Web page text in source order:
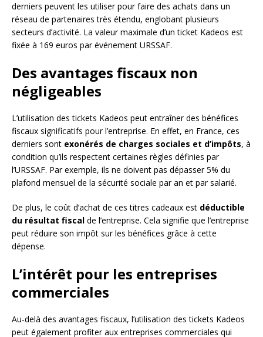
derniers peuvent les utiliser pour faire des achats dans un
réseau de partenaires très étendu, englobant plusieurs
secteurs d’activité. La valeur maximale d’un ticket Kadeos est
fixée à 169 euros par événement URSSAF.
Des avantages fiscaux non
négligeables
L’utilisation des tickets Kadeos peut entraîner des bénéfices
fiscaux significatifs pour l’entreprise. En effet, en France, ces
derniers sont exonérés de charges sociales et d’impôts, à
condition qu’ils respectent certaines règles définies par
l’URSSAF. Par exemple, ils ne doivent pas dépasser 5% du
plafond mensuel de la sécurité sociale par an et par salarié.
De plus, le coût d’achat de ces titres cadeaux est déductible
du résultat fiscal de l’entreprise. Cela signifie que l’entreprise
peut réduire son impôt sur les bénéfices grâce à cette
dépense.
L’intérêt pour les entreprises
commerciales
Au-delà des avantages fiscaux, l’utilisation des tickets Kadeos
peut également profiter aux entreprises commerciales qui